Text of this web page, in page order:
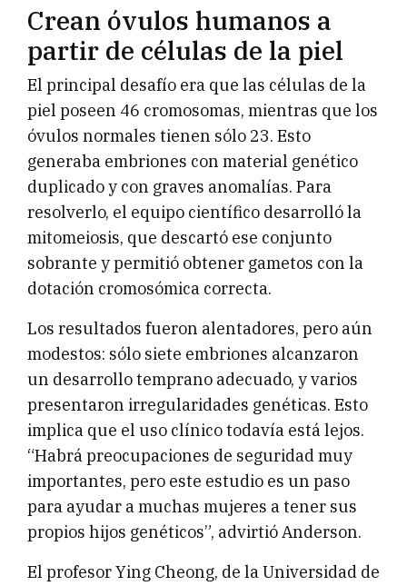
Crean óvulos humanos a
partir de células de la piel
El principal desafío era que las células de la
piel poseen 46 cromosomas, mientras que los
óvulos normales tienen sólo 23. Esto
generaba embriones con material genético
duplicado y con graves anomalías. Para
resolverlo, el equipo científico desarrolló la
mitomeiosis, que descartó ese conjunto
sobrante y permitió obtener gametos con la
dotación cromosómica correcta.
Los resultados fueron alentadores, pero aún
modestos: sólo siete embriones alcanzaron
un desarrollo temprano adecuado, y varios
presentaron irregularidades genéticas. Esto
implica que el uso clínico todavía está lejos.
“Habrá preocupaciones de seguridad muy
importantes, pero este estudio es un paso
para ayudar a muchas mujeres a tener sus
propios hijos genéticos”, advirtió Anderson.
El profesor Ying Cheong, de la Universidad de